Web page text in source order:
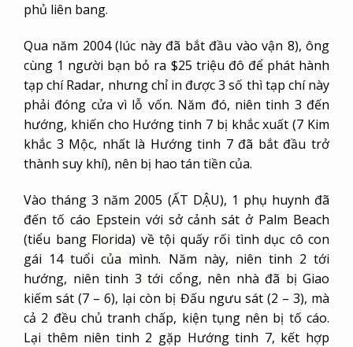
phủ liên bang.
Qua năm 2004 (lúc này đã bắt đầu vào vận 8), ông
cùng 1 người bạn bỏ ra $25 triệu đô để phát hành
tạp chí Radar, nhưng chỉ in được 3 số thì tạp chí này
phải đóng cửa vì lỗ vốn. Năm đó, niên tinh 3 đến
hướng, khiến cho Hướng tinh 7 bị khắc xuất (7 Kim
khắc 3 Mộc, nhất là Hướng tinh 7 đã bắt đầu trở
thành suy khí), nên bị hao tán tiền của.
Vào tháng 3 năm 2005 (ẤT DẬU), 1 phụ huynh đã
đến tố cáo Epstein với sở cảnh sát ở Palm Beach
(tiểu bang Florida) về tội quấy rối tình dục cô con
gái 14 tuổi của mình. Năm này, niên tinh 2 tới
hướng, niên tinh 3 tới cổng, nên nhà đã bị Giao
kiếm sát (7 – 6), lại còn bị Đấu ngưu sát (2 – 3), mà
cả 2 đều chủ tranh chấp, kiện tụng nên bị tố cáo.
Lại thêm niên tinh 2 gặp Hướng tinh 7, kết hợp